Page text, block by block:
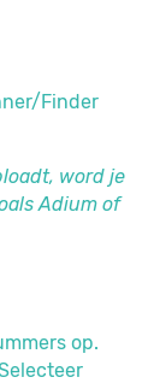
Finder
word je
Adium of
op.